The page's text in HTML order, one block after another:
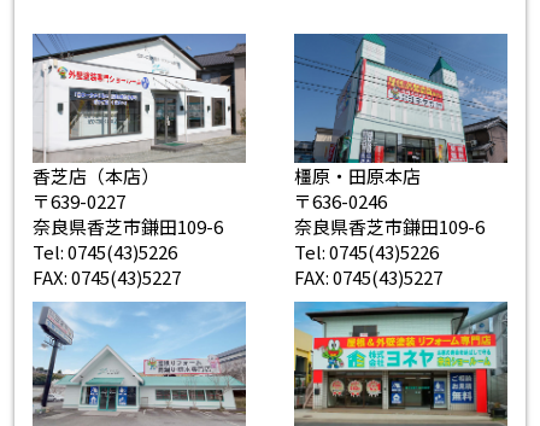
香芝店（本店）
〒639-0227
奈良県香芝市鎌田109-6
Tel: 0745(43)5226
FAX: 0745(43)5227
橿原・田原本店
〒636-0246
奈良県香芝市鎌田109-6
Tel: 0745(43)5226
FAX: 0745(43)5227